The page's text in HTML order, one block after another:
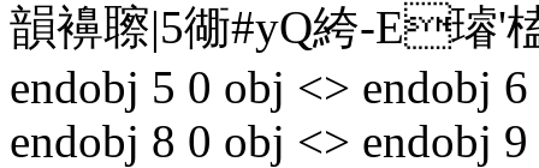
韻襣聺|5衚#yQ絝-E璿
endobj 5 0 obj <> endobj
endobj 8 0 obj <> endobj